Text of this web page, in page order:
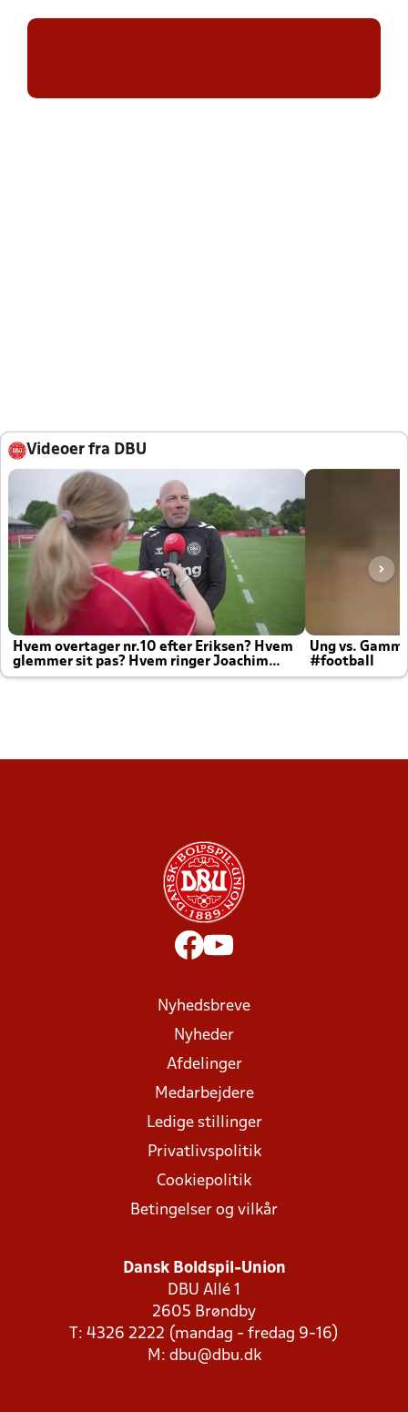
Videoer fra DBU
Hvem overtager nr.10 efter Eriksen? Hvem
glemmer sit pas? Hvem ringer Joachim
altid til efter kampe?
Ung vs.
#football
Nyhedsbreve
Nyheder
Afdelinger
Medarbejdere
Ledige stillinger
Privatlivspolitik
Cookiepolitik
Betingelser og vilkår
Dansk Boldspil-Union
DBU Allé 1
2605 Brøndby
T: 4326 2222 (mandag - fredag 9-16)
M: dbu@dbu.dk